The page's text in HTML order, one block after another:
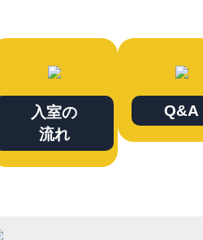
入室の
流れ
Q&A